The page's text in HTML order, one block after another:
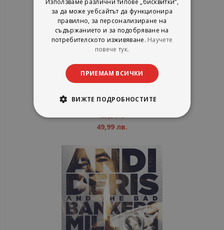
рейтинг:
25,56 €
49,99 лв.
Използваме различни типове „бисквитки“,
за да може уебсайтът да функционира
правилно, за персонализиране на
съдържанието и за подобряване на
потребителското изживяване. Научете
повече тук.
ПРИЕМАМ ВСИЧКИ
ВИЖТЕ ПОДРОБНОСТИТЕ